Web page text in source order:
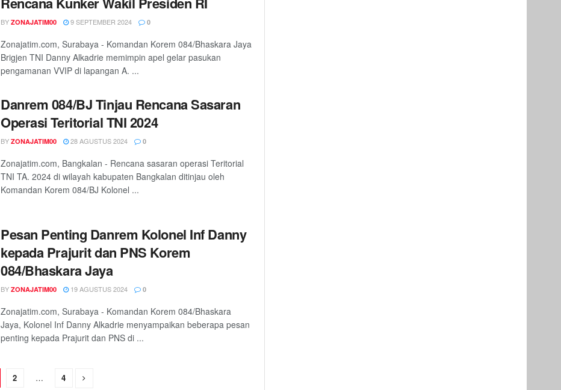
BY ZONAJATIM00 9 SEPTEMBER 2024 0
Zonajatim.com, Surabaya - Komandan Korem 084/Bhaskara Jaya
Brigjen TNI Danny Alkadrie memimpin apel gelar pasukan
pengamanan VVIP di lapangan A. ...
Danrem 084/BJ Tinjau Rencana Sasaran
Operasi Teritorial TNI 2024
BY ZONAJATIM00 28 AGUSTUS 2024 0
Zonajatim.com, Bangkalan - Rencana sasaran operasi Teritorial
TNI TA. 2024 di wilayah kabupaten Bangkalan ditinjau oleh
Komandan Korem 084/BJ Kolonel ...
Pesan Penting Danrem Kolonel Inf Danny
kepada Prajurit dan PNS Korem
084/Bhaskara Jaya
BY ZONAJATIM00 19 AGUSTUS 2024 0
Zonajatim.com, Surabaya - Komandan Korem 084/Bhaskara
Jaya, Kolonel Inf Danny Alkadrie menyampaikan beberapa pesan
penting kepada Prajurit dan PNS di ...
2 … 4